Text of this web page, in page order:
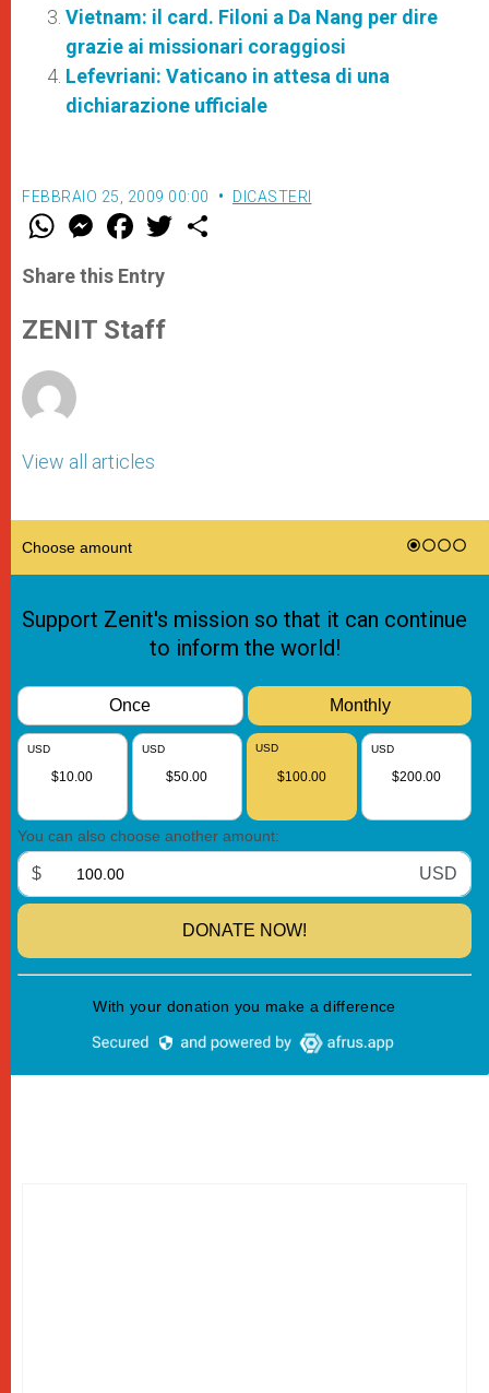
Vietnam: il card. Filoni a Da Nang per dire
grazie ai missionari coraggiosi
Lefevriani: Vaticano in attesa di una
dichiarazione ufficiale
FEBBRAIO 25, 2009 00:00 DICASTERI
W
t
s
p
p
M
e
s
e
g
e
F
a
e
b
o
k
w
Share this Entry
ZENIT Staff
View all articles